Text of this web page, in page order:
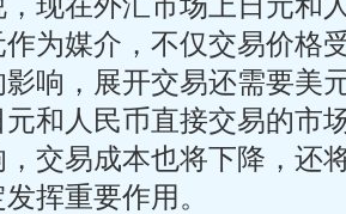
为媒介，不仅交易价格
响，展开交易还需要美
和人民币直接交易的市
交易成本也将下降，还
挥重要作用。